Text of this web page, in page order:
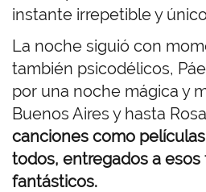
instante irrepetible y
La noche siguió con
también psicodélicos,
por una noche mágica y
Buenos Aires y hasta
canciones como
todos, entregados a
fantásticos.